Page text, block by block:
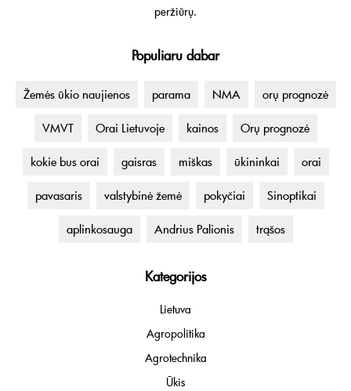
peržiūrų.
Populiaru dabar
Žemės ūkio naujienos parama NMA orų prognozė
VMVT Orai Lietuvoje kainos Orų prognozė
kokie bus orai gaisras miškas ūkininkai orai
pavasaris valstybinė žemė pokyčiai Sinoptikai
aplinkosauga Andrius Palionis trąšos
Kategorijos
Lietuva
Agropolitika
Agrotechnika
Ūkis